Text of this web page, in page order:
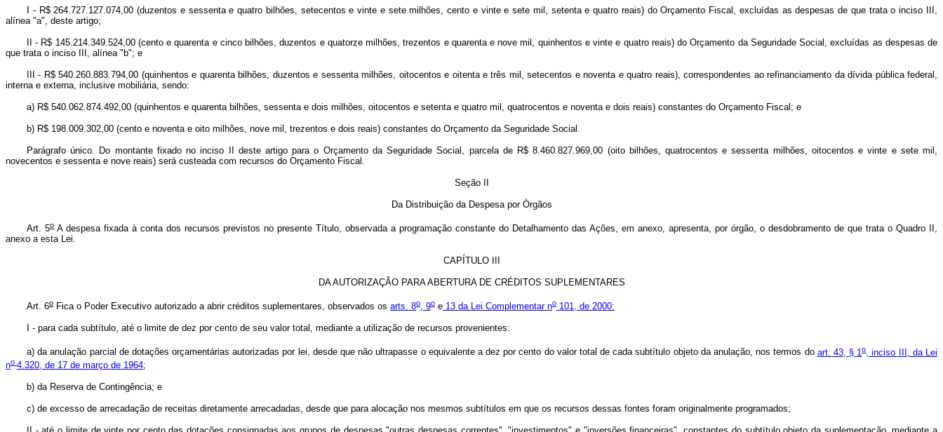
I - R$ 264.727.127.074,00 (duzentos e sessenta e quatro bilhões, setecentos e vinte e sete milhões, cento e vinte e sete mil, setenta e quatro reais) do Orçamento Fiscal, excluídas as despesas de que trata o inciso III,
alínea "a", deste artigo;
II - R$ 145.214.349.524,00 (cento e quarenta e cinco bilhões, duzentos e quatorze milhões, trezentos e quarenta e nove mil, quinhentos e vinte e quatro reais) do Orçamento da Seguridade Social, excluídas as despesas de
que trata o inciso III, alínea "b"; e
III - R$ 540.260.883.794,00 (quinhentos e quarenta bilhões, duzentos e sessenta milhões, oitocentos e oitenta e três mil, setecentos e noventa e quatro reais), correspondentes ao refinanciamento da dívida pública federal,
interna e externa, inclusive mobiliária, sendo:
a) R$ 540.062.874.492,00 (quinhentos e quarenta bilhões, sessenta e dois milhões, oitocentos e setenta e quatro mil, quatrocentos e noventa e dois reais) constantes do Orçamento Fiscal; e
b) R$ 198.009.302,00 (cento e noventa e oito milhões, nove mil, trezentos e dois reais) constantes do Orçamento da Seguridade Social.
Parágrafo único. Do montante fixado no inciso II deste artigo para o Orçamento da Seguridade Social, parcela de R$ 8.460.827.969,00 (oito bilhões, quatrocentos e sessenta milhões, oitocentos e vinte e sete mil,
novecentos e sessenta e nove reais) será custeada com recursos do Orçamento Fiscal.
Seção II
Da Distribuição da Despesa por Órgãos
Art. 5o A despesa fixada à conta dos recursos previstos no presente Título, observada a programação constante do Detalhamento das Ações, em anexo, apresenta, por órgão, o desdobramento de que trata o Quadro II,
anexo a esta Lei.
CAPÍTULO III
DA AUTORIZAÇÃO PARA ABERTURA DE CRÉDITOS SUPLEMENTARES
Art. 6o Fica o Poder Executivo autorizado a abrir créditos suplementares, observados os arts. 8o, 9o e 13 da Lei Complementar no 101, de 2000:
I - para cada subtítulo, até o limite de dez por cento de seu valor total, mediante a utilização de recursos provenientes:
a) da anulação parcial de dotações orçamentárias autorizadas por lei, desde que não ultrapasse o equivalente a dez por cento do valor total de cada subtítulo objeto da anulação, nos termos do art. 43, § 1o, inciso III, da Lei
no 4.320, de 17 de março de 1964;
b) da Reserva de Contingência; e
c) de excesso de arrecadação de receitas diretamente arrecadadas, desde que para alocação nos mesmos subtítulos em que os recursos dessas fontes foram originalmente programados;